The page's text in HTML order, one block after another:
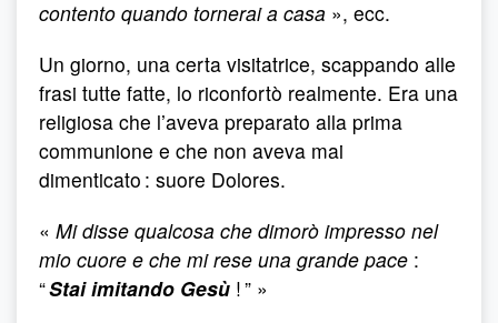
contento quando tornerai a casa », ecc.
Un giorno, una certa visitatrice, scappando alle
frasi tutte fatte, lo riconfortò realmente. Era una
religiosa che l’aveva preparato alla prima
communione e che non aveva mai
dimenticato : suore Dolores.
« Mi disse qualcosa che dimorò impresso nel
mio cuore e che mi rese una grande pace :
“Stai imitando Gesù ! ” »